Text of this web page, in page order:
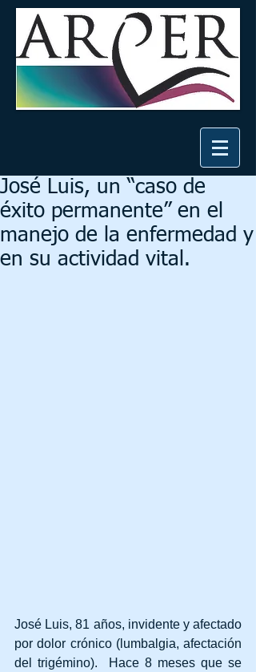
José Luis, un “caso de
éxito permanente” en el
manejo de la enfermedad y
en su actividad vital.
José Luis, 81 años, invidente y afectado
por dolor crónico (lumbalgia, afectación
del trigémino).  Hace 8 meses que se